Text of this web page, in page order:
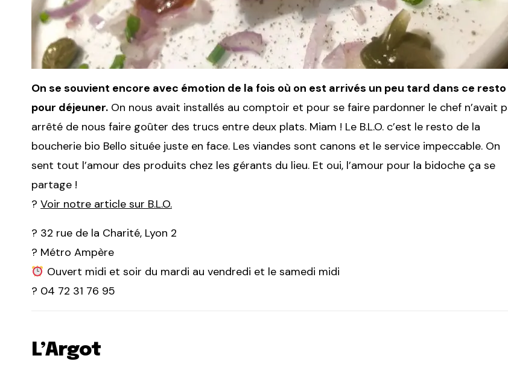
On se souvient encore avec émotion de la fois où on est arrivés un peu tard dans ce resto
pour déjeuner. On nous avait installés au comptoir et pour se faire pardonner le chef n’avait
arrêté de nous faire goûter des trucs entre deux plats. Miam ! Le B.L.O. c’est le resto de la
boucherie bio Bello située juste en face. Les viandes sont canons et le service impeccable. On
sent tout l’amour des produits chez les gérants du lieu. Et oui, l’amour pour la bidoche ça se
partage !
? Voir notre article sur B.L.O.
? 32 rue de la Charité, Lyon 2
? Métro Ampère
Ouvert midi et soir du mardi au vendredi et le samedi midi
? 04 72 31 76 95
L’Argot